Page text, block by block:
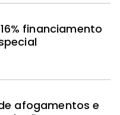
financiamento
afogamentos e